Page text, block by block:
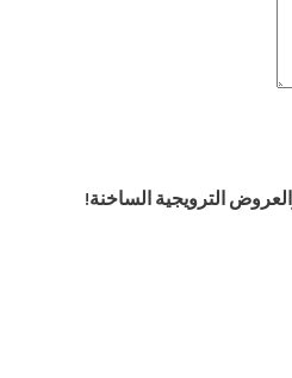
والعروض الترويجية الساخنة!